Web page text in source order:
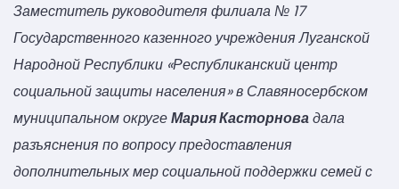
Заместитель руководителя филиала № 17
Государственного казенного учреждения Луганской
Народной Республики «Республиканский центр
социальной защиты населения» в Славяносербском
муниципальном округеМария Касторновадала
разъяснения по вопросу предоставления
дополнительных мер социальной поддержки семей с